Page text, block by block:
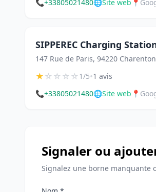
📞+33805021480🌐Site web 📍
SIPPEREC Charging
147 Rue de Paris, 94220
★☆☆☆☆1/5•1 avis
📞+33805021480🌐Site web 📍
Signaler ou
Signalez une borne manquante